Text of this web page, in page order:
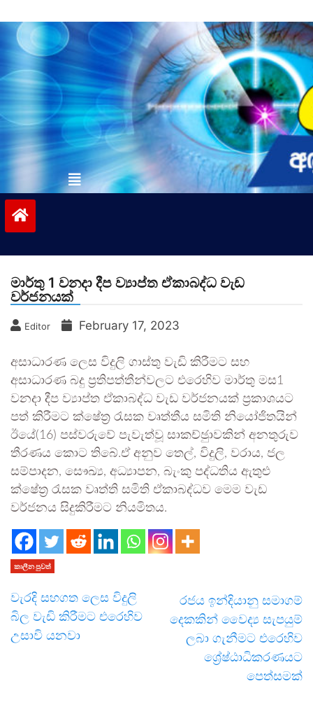
to
contentvinivida.lk
මාර්තු 1 වනදා දීප ව්‍යාප්ත ඒකාබද්ධ වැඩ
වර්ජනයක්
Editor February 17, 2023
අසාධාරණ ලෙස විදුලි ගාස්තු වැඩි කිරීමට සහ
අසාධාරණ බදු ප‍්‍රතිපත්තීන්වලට එරෙහිව මාර්තු මස1
වනදා දීප ව්‍යාප්ත ඒකාබද්ධ වැඩ වර්ජනයක් ප‍්‍රකාශයට
පත් කිරීමට ක්ෂේත‍්‍ර රැසක වෘත්තීය සමිති නියෝජිතයින්
ඊයේ(16) පස්වරුවේ පැවැත්වූ සාකච්ඡුාවකින් අනතුරුව
තීරණය කොට තිබේ.ඒ අනුව තෙල්, විදුලි, වරාය, ජල
සම්පාදන, සෞඛ්‍ය, අධ්‍යාපන, බැංකු පද්ධතිය ඇතුළු
ක්ෂේත‍්‍ර රැසක වෘත්ති සමිති ඒකාබද්ධව මෙම වැඩ
වර්ජනය සිදුකිරීමට නියමිතය.
කාලීන පුවත්
වැරදි සහගත ලෙස විදුලි
බිල වැඩි කිරීමට එරෙහිව
උසාවි යනවා
රජය ඉන්දියානු සමාගම්
දෙකකින් වෛද්‍ය සැපයුම්
ලබා ගැනීමට එරෙහිව
ශ්‍රේෂ්ඨාධිකරණයට
පෙත්සමක්